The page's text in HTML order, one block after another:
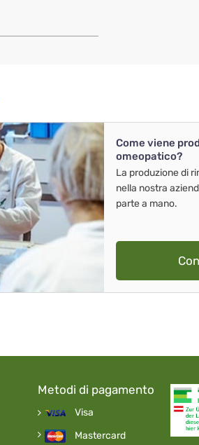
Come viene
omeopatico?
La produzione di
nella nostra
parte a mano.
Metodi di pagamento
Visa
Mastercard